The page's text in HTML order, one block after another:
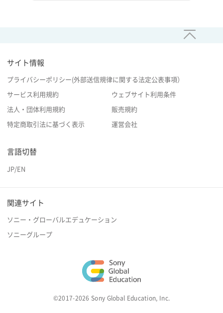
サイト情報
プライバシーポリシー(外部送信規律に関する法定公表事項）
サービス利用規約 ウェブサイト利用条件
法人・団体利用規約 販売規約
特定商取引法に基づく表示 運営会社
言語切替
JP/EN
関連サイト
ソニー・グローバルエデュケーション
ソニーグループ
©2017-2026 Sony Global Education, Inc.